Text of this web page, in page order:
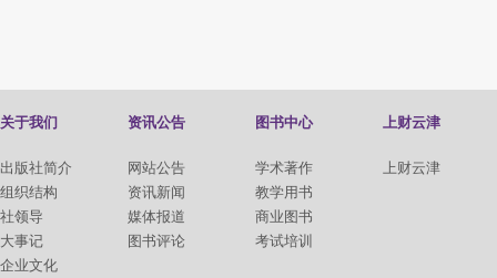
关于我们
出版社简介
组织结构
社领导
大事记
企业文化
资讯公告
网站公告
资讯新闻
媒体报道
图书评论
图书中心
学术著作
教学用书
商业图书
考试培训
上财云津
上财云津